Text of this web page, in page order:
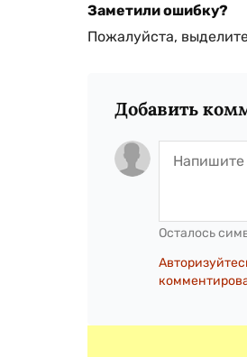
Заметили ошибку?
Пожалуйста,
Добавить
Осталось